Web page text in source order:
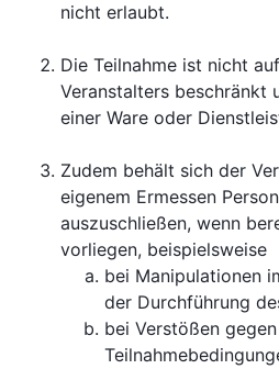
nicht erlaubt.
Die Teilnahme ist nicht
Veranstalters beschränkt
einer Ware oder
Zudem behält sich der
eigenem Ermessen
auszuschließen, wenn
vorliegen, beispielsweise
bei Manipulationen
der Durchführung
bei Verstößen